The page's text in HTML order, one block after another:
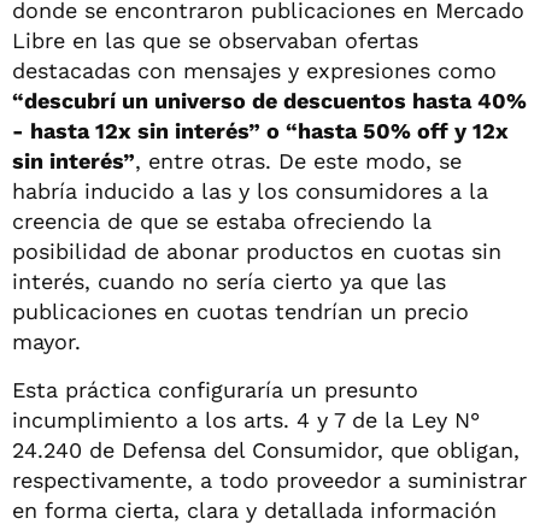
donde se encontraron publicaciones en Mercado
Libre en las que se observaban ofertas
destacadas con mensajes y expresiones como
“descubrí un universo de descuentos hasta 40%
- hasta 12x sin interés” o “hasta 50% off y 12x
sin interés”, entre otras. De este modo, se
habría inducido a las y los consumidores a la
creencia de que se estaba ofreciendo la
posibilidad de abonar productos en cuotas sin
interés, cuando no sería cierto ya que las
publicaciones en cuotas tendrían un precio
mayor.
Esta práctica configuraría un presunto
incumplimiento a los arts. 4 y 7 de la Ley N°
24.240 de Defensa del Consumidor, que obligan,
respectivamente, a todo proveedor a suministrar
en forma cierta, clara y detallada información